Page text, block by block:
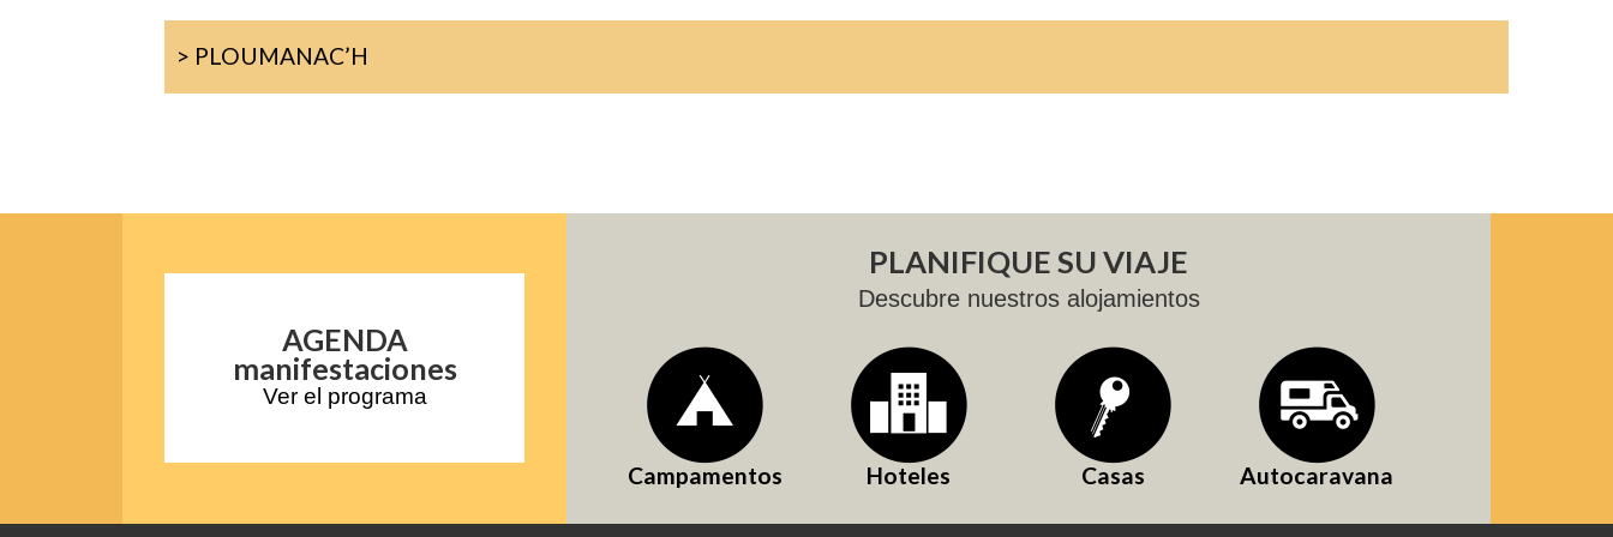
> PLOUMANAC’H
AGENDA
manifestaciones
Ver el programa
PLANIFIQUE SU VIAJE
Descubre nuestros alojamientos
Campamentos Hoteles Casas Autocaravana